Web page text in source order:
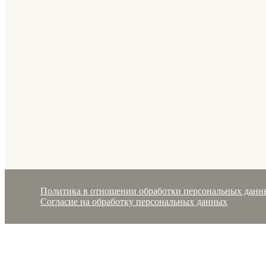
Политика в отношении обработки персональных
Согласие на обработку персональных данных